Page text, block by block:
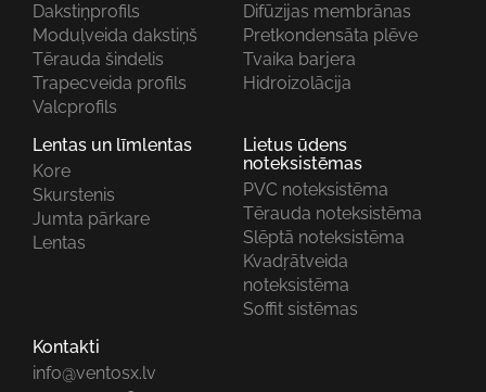
Dakstiņprofils
Moduļveida dakstiņš
Tērauda šindelis
Trapecveida profils
Valcprofils
Difūzijas membrānas
Pretkondensāta plēve
Tvaika barjera
Hidroizolācija
Lentas un līmlentas
Kore
Skurstenis
Jumta pārkare
Lentas
Lietus ūdens
noteksistēmas
PVC noteksistēma
Tērauda noteksistēma
Slēptā noteksistēma
Kvadŗātveida
noteksistēma
Soffit sistēmas
Kontakti
info@ventosx.lv